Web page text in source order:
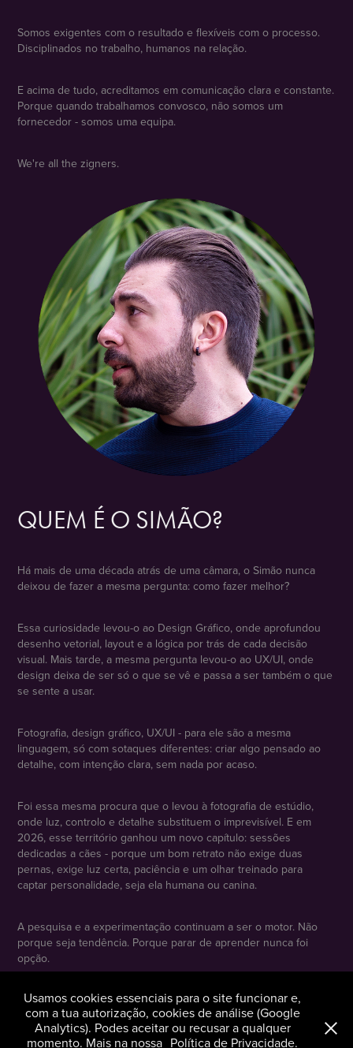
Somos exigentes com o resultado e flexíveis com o processo.
Disciplinados no trabalho, humanos na relação.
E acima de tudo, acreditamos em comunicação clara e constante.
Porque quando trabalhamos convosco, não somos um
fornecedor - somos uma equipa.
We're all the zigners.
QUEM É O SIMÃO?
Há mais de uma década atrás de uma câmara, o Simão nunca
deixou de fazer a mesma pergunta: como fazer melhor?
Essa curiosidade levou-o ao Design Gráfico, onde aprofundou
desenho vetorial, layout e a lógica por trás de cada decisão
visual. Mais tarde, a mesma pergunta levou-o ao UX/UI, onde
design deixa de ser só o que se vê e passa a ser também o que
se sente a usar.
Fotografia, design gráfico, UX/UI - para ele são a mesma
linguagem, só com sotaques diferentes: criar algo pensado ao
detalhe, com intenção clara, sem nada por acaso.
Foi essa mesma procura que o levou à fotografia de estúdio,
onde luz, controlo e detalhe substituem o imprevisível. E em
2026, esse território ganhou um novo capítulo: sessões
dedicadas a cães - porque um bom retrato não exige duas
pernas, exige luz certa, paciência e um olhar treinado para
captar personalidade, seja ela humana ou canina.
A pesquisa e a experimentação continuam a ser o motor. Não
porque seja tendência. Porque parar de aprender nunca foi
opção.
Usamos cookies essenciais para o site funcionar e,
com a tua autorização, cookies de análise (Google
Analytics). Podes aceitar ou recusar a qualquer
momento. Mais na nossa Política de Privacidade.